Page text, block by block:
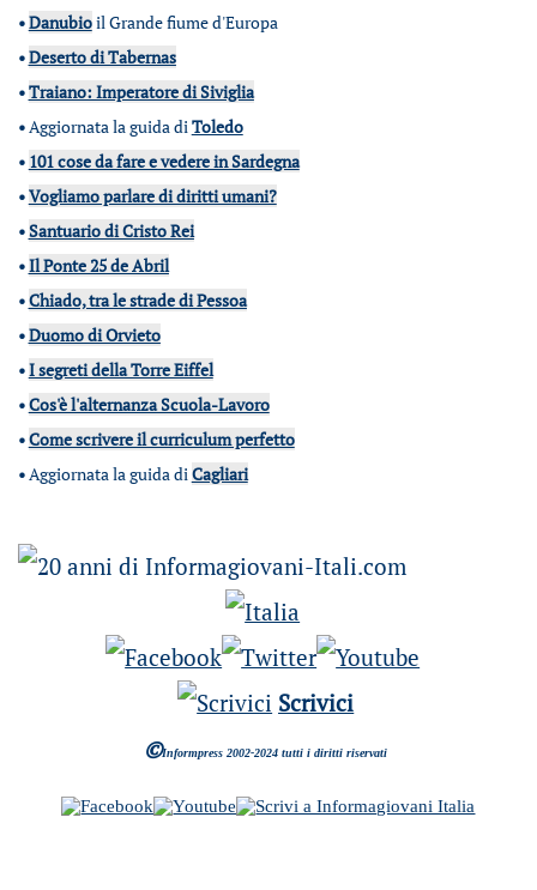
•Danubioil Grande fiume d'Europa
•Deserto di Tabernas
•Traiano: Imperatore di Siviglia
•Aggiornata la guida diToledo
• 101 cose da fare e vedere in Sardegna
•Vogliamo parlare di diritti umani?
•Santuario di Cristo Rei
•Il Ponte 25 de Abril
•Chiado, tra le strade di Pessoa
•Duomo di Orvieto
•I segreti della Torre Eiffel
•Cos'è l'alternanza Scuola-Lavoro
•Come scrivere il curriculum perfetto
•Aggiornata la guida diCagliari
Scrivici
©Informpress 2002-2024 tutti i diritti riservati